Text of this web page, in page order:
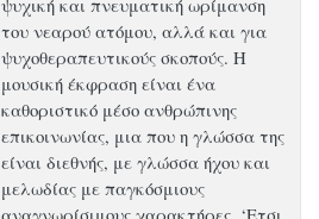
ψυχική και πνευματική ωρίμανση
του νεαρού ατόμου, αλλά και για
ψυχοθεραπευτικούς σκοπούς. Η
μουσική έκφραση είναι ένα
καθοριστικό μέσο ανθρώπινης
επικοινωνίας, μια που η γλώσσα της
είναι διεθνής, με γλώσσα ήχου και
μελωδίας με παγκόσμιους